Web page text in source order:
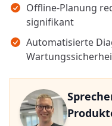
Offline-Planung
signifikant
Automatisierte